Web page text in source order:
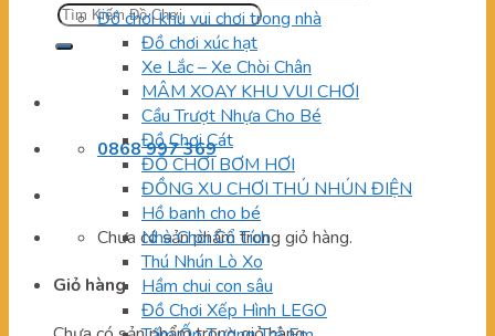
Tìm
kiếm:
0868 997 369
Chưa có sản phẩm trong giỏ hàng.
Giỏ hàng
Đồ chơi khu vui chơi trong nhà
Đồ chơi xúc hạt
Xe Lắc – Xe Chòi Chân
MÂM XOAY KHU VUI CHƠI
Cầu Trượt Nhựa Cho Bé
Đồ Chơi Cát
ĐỒ CHƠI BƠM HƠI
ĐỒNG XU CHƠI THÚ NHÚN ĐIỆN
Hồ banh cho bé
Nhà Chòi Cổ Tích
Thú Nhún Lò Xo
Hầm chui con sâu
Đồ Chơi Xếp Hình LEGO